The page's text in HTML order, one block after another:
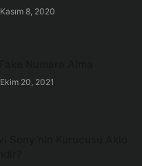
Kasım 8, 2020
Ekim 20, 2021